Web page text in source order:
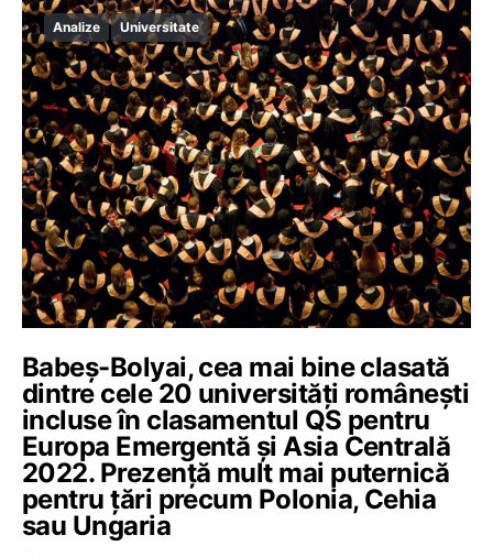
Analize Universitate
Babeș-Bolyai, cea mai bine clasată
dintre cele 20 universități românești
incluse în clasamentul QS pentru
Europa Emergentă și Asia Centrală
2022. Prezență mult mai puternică
pentru țări precum Polonia, Cehia
sau Ungaria